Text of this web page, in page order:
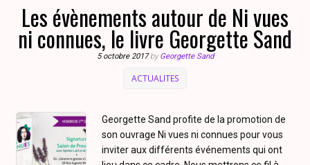
Les évènements autour de Ni vues
ni connues, le livre Georgette Sand
5 octobre 2017byGeorgette Sand
ACTUALITES
Georgette Sand profite de la promotion de
son ouvrage Ni vues ni connues pour vous
inviter aux différents événements qui ont